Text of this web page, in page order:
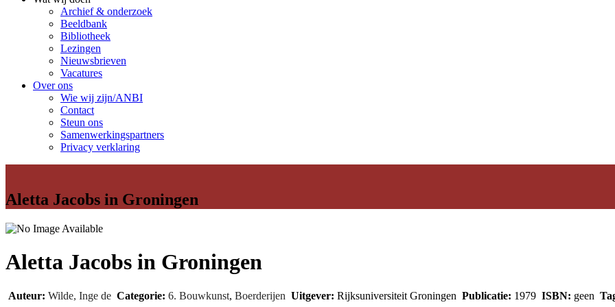
Archief & onderzoek
Beeldbank
Bibliotheek
Lezingen
Nieuwsbrieven
Vacatures
Over ons
Wie wij zijn/ANBI
Contact
Steun ons
Samenwerkingspartners
Privacy verklaring
Aletta Jacobs in Groningen
Aletta Jacobs in Groningen
Auteur: Wilde, Inge de Categorie: 6. Bouwkunst, Boerderijen Uitgever: Rijksuniversiteit Groningen Publicatie: 1979 ISBN: geen